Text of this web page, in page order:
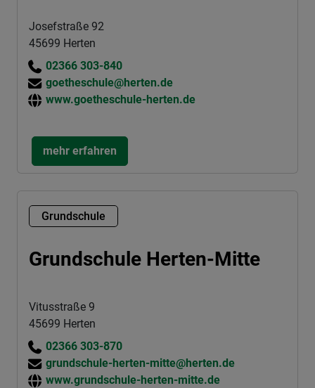
Josefstraße 92
45699 Herten
02366 303-840
goetheschule@herten.de
www.goetheschule-herten.de
mehr erfahren
Grundschule
Grundschule Herten-Mitte
Vitusstraße 9
45699 Herten
02366 303-870
grundschule-herten-mitte@herten.de
www.grundschule-herten-mitte.de